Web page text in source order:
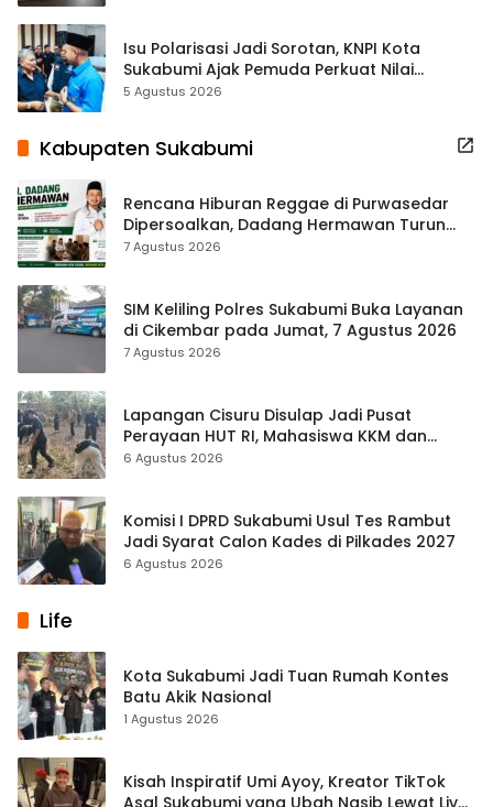
Isu Polarisasi Jadi Sorotan, KNPI Kota
Sukabumi Ajak Pemuda Perkuat Nilai
Kebangsaan
5 Agustus 2026
Kabupaten Sukabumi
Rencana Hiburan Reggae di Purwasedar
Dipersoalkan, Dadang Hermawan Turun
Memfasilitasi Musyawarah
7 Agustus 2026
SIM Keliling Polres Sukabumi Buka Layanan
di Cikembar pada Jumat, 7 Agustus 2026
7 Agustus 2026
Lapangan Cisuru Disulap Jadi Pusat
Perayaan HUT RI, Mahasiswa KKM dan
Warga Satukan Tenaga
6 Agustus 2026
Komisi I DPRD Sukabumi Usul Tes Rambut
Jadi Syarat Calon Kades di Pilkades 2027
6 Agustus 2026
Life
Kota Sukabumi Jadi Tuan Rumah Kontes
Batu Akik Nasional
1 Agustus 2026
Kisah Inspiratif Umi Ayoy, Kreator TikTok
Asal Sukabumi yang Ubah Nasib Lewat Live